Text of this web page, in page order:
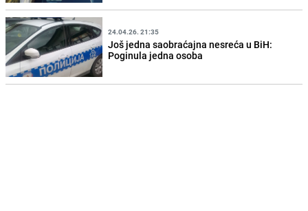
24.04.26. 21:35
Još jedna saobraćajna nesreća u BiH:
Poginula jedna osoba